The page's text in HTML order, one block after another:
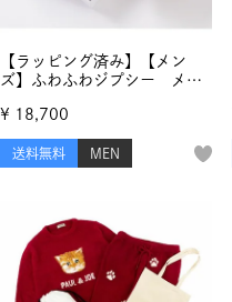
【ラッピング済み】【メン
ズ】ふわふわジプシー メラ
ド セットアップ
¥ 18,700
送料無料 MEN